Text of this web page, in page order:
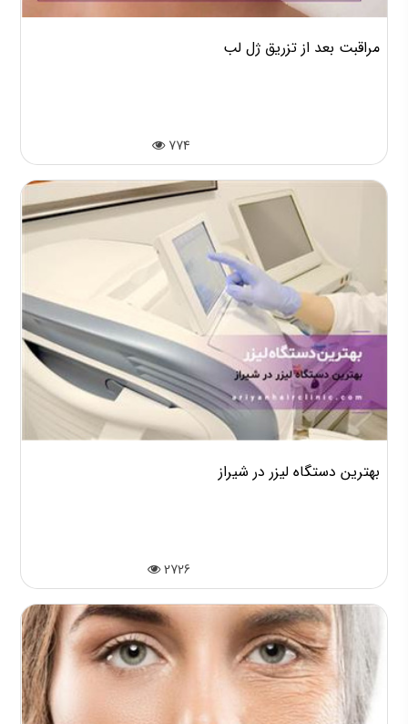
مراقبت بعد از تزریق ژل لب
774
بهترین دستگاه لیزر در شیراز
2726